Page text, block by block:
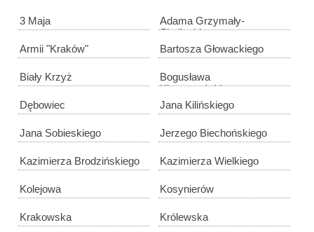
3 Maja
Adama Grzymały-
Siedleckiego
Armii "Kraków"
Bartosza Głowackiego
Biały Krzyż
Bogusława
Kleszczyńskiego
Dębowiec
Jana Kilińskiego
Jana Sobieskiego Jerzego Biechońskiego
Kazimierza Brodzińskiego Kazimierza Wielkiego
Kolejowa Kosynierów
Krakowska Królewska